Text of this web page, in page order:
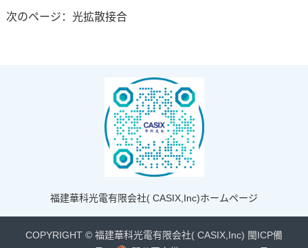
次のページ：光拡散接合
福建華科光電有限会社( CASIX,Inc)ホームページ
COPYRIGHT © 福建華科光電有限会社( CASIX,Inc) 閩ICP備